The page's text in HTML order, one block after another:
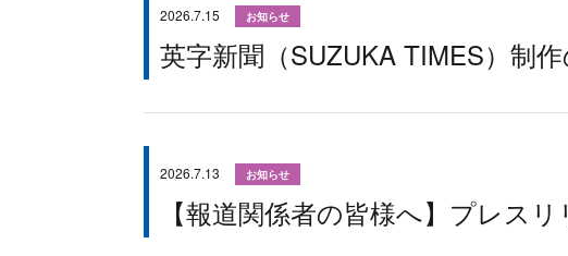
2026.7.15 お知らせ
英字新聞（SUZUKA TIMES）制
2026.7.13 お知らせ
【報道関係者の皆様へ】プレスリ